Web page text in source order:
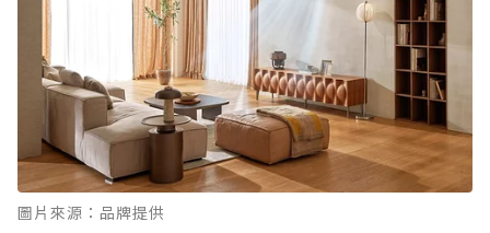
圖片來源：品牌提供